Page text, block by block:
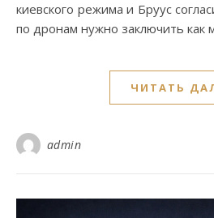
киевского режима и Бруус
по дронам нужно заключить как
ЧИТАТЬ
admin